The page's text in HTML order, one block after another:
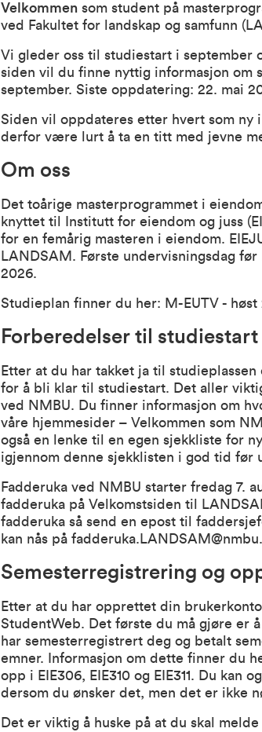
Velkommen som student på
ved
Fakultet for landskap og samfunn
Vi gleder oss til studiestart i september
siden vil du finne nyttig informasjon om
september. Siste oppdatering: 22. mai
Siden vil oppdateres etter hvert som ny
derfor være lurt å ta en titt med jevne
Om oss
Det toårige masterprogrammet i
knyttet til
Institutt for eiendom og juss
for en femårig masteren i eiendom.
LANDSAM. Første undervisningsdag
2026.
Studieplan finner du her: M-EUTV - høst
Forberedelser til studiestart
Etter at du har takket ja til
for å bli klar til studiestart. Det aller
ved NMBU. Du finner informasjon om
våre hjemmesider – Velkommen som NM
også en lenke til en egen sjekkl iste for
igjennom denne sjekklisten i god tid før
Fadderuka ved NMBU starter fredag 7.
fadderuka på Velkomstsiden til
fadderuka så send en epost til
kan nås på
Semesterregistrering og
Etter at du har opprettet din
StudentWeb. Det første du må gjøre er
har semesterregistrert deg og betalt
emner. Informasjon om dette finner du
opp i EIE306, EIE310 og EIE311. Du kan
dersom du ønsker det, men det er ikke
Det er viktig å huske på at du skal